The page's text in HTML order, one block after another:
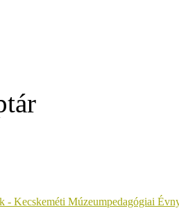
- Kecskeméti Múzeumpedagógiai